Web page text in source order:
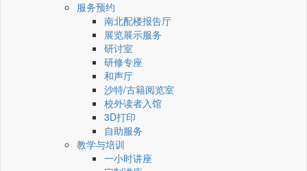
服务预约
南北配楼报告厅
展览展示服务
研讨室
研修专座
和声厅
沙特/古籍阅览室
校外读者入馆
3D打印
自助服务
教学与培训
一小时讲座